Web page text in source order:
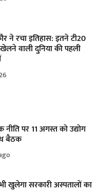
ने रचा इतिहास: इतने टी20
वाली दुनिया की पहली
नीति पर 11 अगस्त को उद्योग
बैठक
खुलेगा सरकारी अस्पतालों का